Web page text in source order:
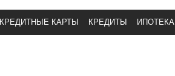
КРЕДИТНЫЕ КАРТЫ КРЕДИТЫ ИПОТЕКА